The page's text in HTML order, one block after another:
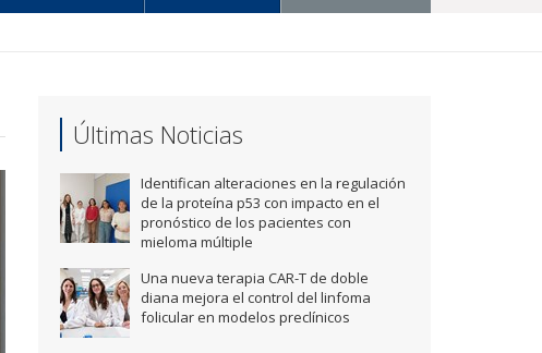
Últimas Noticias
Identifican alteraciones en la regulación
de la proteína p53 con impacto en el
pronóstico de los pacientes con
mieloma múltiple
Una nueva terapia CAR-T de doble
diana mejora el control del linfoma
folicular en modelos preclínicos